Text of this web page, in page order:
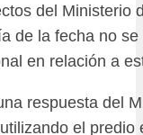
del Ministerio
de la fecha no
en relación a
respuesta del
el predio